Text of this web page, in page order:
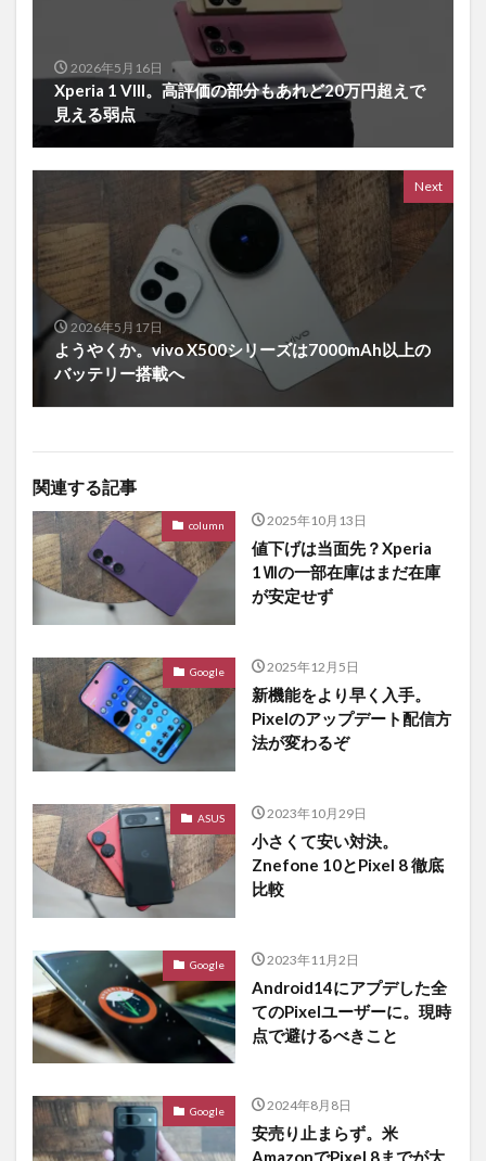
2026年5月16日
Xperia 1 VIII。高評価の部分もあれど20万円超えで
見える弱点
Next
2026年5月17日
ようやくか。vivo X500シリーズは7000mAh以上の
バッテリー搭載へ
関連する記事
column 2025年10月13日
値下げは当面先？Xperia
1Ⅶの一部在庫はまだ在庫
が安定せず
Google 2025年12月5日
新機能をより早く入手。
Pixelのアップデート配信方
法が変わるぞ
ASUS 2023年10月29日
小さくて安い対決。
Znefone 10とPixel 8 徹底
比較
Google 2023年11月2日
Android14にアプデした全
てのPixelユーザーに。現時
点で避けるべきこと
Google 2024年8月8日
安売り止まらず。米